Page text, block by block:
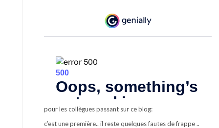
pour les collègues passant sur ce blog:
c’est une première.. il reste quelques fautes de frappe ..